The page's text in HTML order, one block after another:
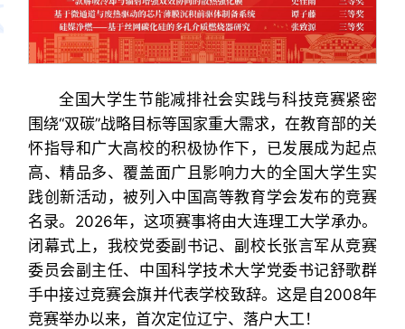
全国大学生节能减排社会实践与科技竞赛紧密
围绕“双碳”战略目标等国家重大需求，在教育部的关
怀指导和广大高校的积极协作下，已发展成为起点
高、精品多、覆盖面广且影响力大的全国大学生实
践创新活动，被列入中国高等教育学会发布的竞赛
名录。2026年，这项赛事将由大连理工大学承办。
闭幕式上，我校党委副书记、副校长张言军从竞赛
委员会副主任、中国科学技术大学党委书记舒歌群
手中接过竞赛会旗并代表学校致辞。这是自2008年
竞赛举办以来，首次定位辽宁、落户大工！